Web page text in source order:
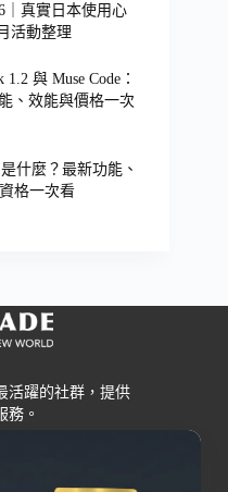
｜真實日本使用心
活動整理
與 Muse Code：
、效能與價格一次
什麼？最新功能、
格一次看
活躍的社群，提供
務。